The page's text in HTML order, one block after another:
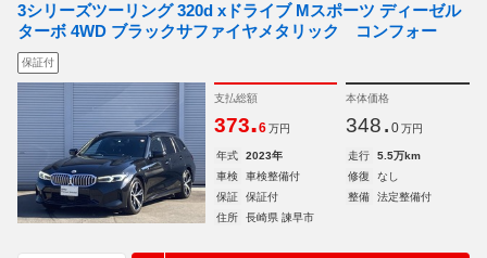
3シリーズツーリング 320d xドライブ Mスポーツ ディーゼル
ターボ 4WD ブラックサファイヤメタリック コンフォー
保証付
支払総額
373.6 万円
本体価格
348. 0 万円
年式 2023年 走行
5.5万km
車検
車検整備付 修復
なし
保証
保証付 整備
法定整備付
住所
長崎県 諫早市